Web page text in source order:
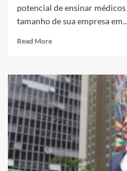
potencial de ensinar
tamanho de sua empresa
Read MoreRead
Após
deixar
o
cargo
de
executiva,
empreendedora
cria
escola